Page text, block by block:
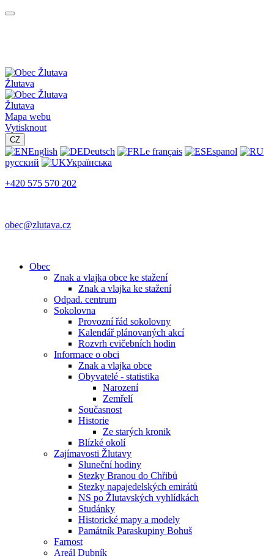
Žlutava
Žlutava
Mapa webu
Vytisknout
CZ
English Deutsch Le français
Espanol
русский
Українська
+420 575 570 202
obec@zlutava.cz
Obec
Znak a vlajka obce ke stažení
Znak a vlajka ke stažení
Odpad. centrum
Sokolovna
Provozní řád sokolovny
Kalendář plánovaných akcí
Rozvrh cvičebních hodin
Informace o obci
Znak a vlajka obce
Obyvatelé - statistika
Narození
Zemřelí
Současnost
Historie
Ze starých kronik
Blízké okolí
Zajímavosti Žlutavy
Sluneční hodiny
Stezky Branou do Chřibů
Stezky napajedelských emirátů
NS po Žlutavských vyhlídkách
Studánky
Historické mapy a modely
Památník Paraskupiny Bohuš
Farnost
Areál Dubník